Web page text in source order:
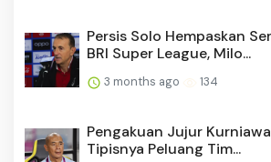
Persis Solo Hempaskan
BRI Super League, Milo...
3 months ago 134
Pengakuan Jujur
Tipisnya Peluang Tim...